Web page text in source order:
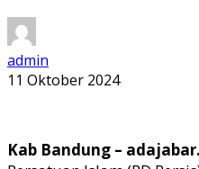
admin
11 Oktober 2024
Kab Bandung –